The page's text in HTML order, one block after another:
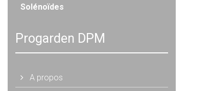
Solénoïdes
Progarden DPM
A propos